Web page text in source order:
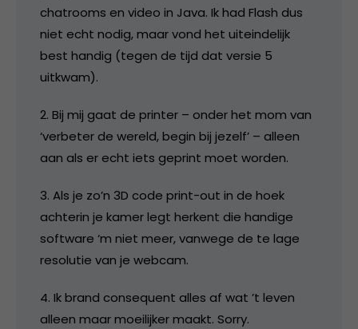
chatrooms en video in Java. Ik had Flash dus
niet echt nodig, maar vond het uiteindelijk
best handig (tegen de tijd dat versie 5
uitkwam).
2. Bij mij gaat de printer – onder het mom van
‘verbeter de wereld, begin bij jezelf’ – alleen
aan als er echt iets geprint moet worden.
3. Als je zo’n 3D code print-out in de hoek
achterin je kamer legt herkent die handige
software ‘m niet meer, vanwege de te lage
resolutie van je webcam.
4. Ik brand consequent alles af wat ’t leven
alleen maar moeilijker maakt. Sorry.